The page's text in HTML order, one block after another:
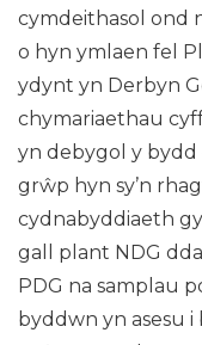
cymdeithasol ond
o hyn ymlaen fel
ydynt yn Derbyn
chymariaethau
yn debygol y
grŵp hyn sy’n
cydnabyddiaeth
gall plant NDG
PDG na samplau
byddwn yn asesu